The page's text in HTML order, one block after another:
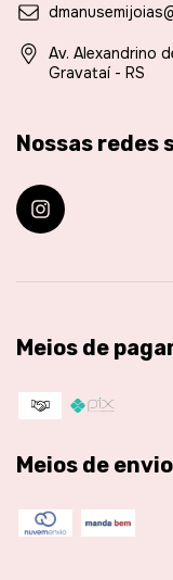
Av. Alexandrino
Gravataí - RS
Nossas redes
Meios de
Meios de envio